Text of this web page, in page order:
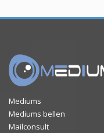
Mediums
Mediums bellen
Mailconsult